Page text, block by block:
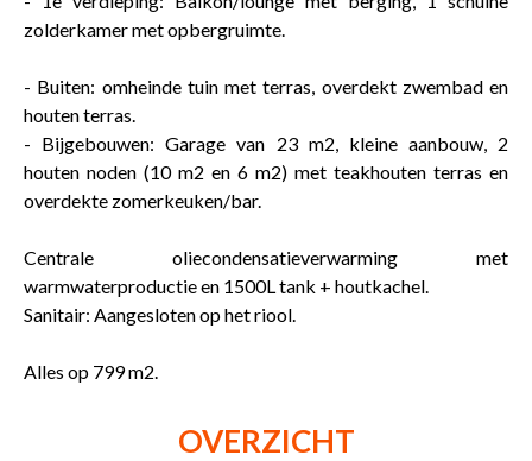
zolderkamer met opbergruimte.
- Buiten: omheinde tuin met terras, overdekt zwembad en
houten terras.
- Bijgebouwen: Garage van 23 m2, kleine aanbouw, 2
houten noden (10 m2 en 6 m2) met teakhouten terras en
overdekte zomerkeuken/bar.
Centrale oliecondensatieverwarming met
warmwaterproductie en 1500L tank + houtkachel.
Sanitair: Aangesloten op het riool.
Alles op 799 m2.
OVERZICHT